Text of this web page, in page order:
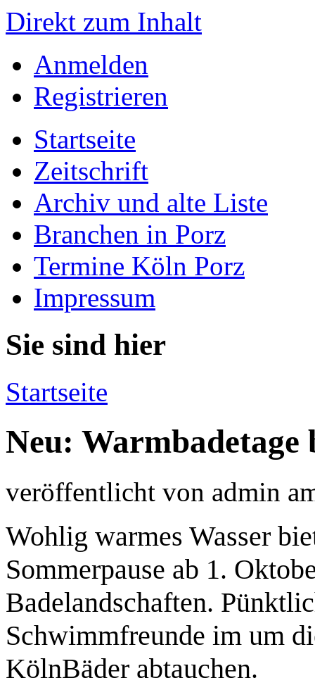
Direkt zum Inhalt
Anmelden
Registrieren
Startseite
Zeitschrift
Archiv und alte Liste
Branchen in Porz
Termine Köln Porz
Impressum
Sie sind hier
Startseite
Neu:
veröffentlicht von admin
Wohlig warmes Wasser
Sommerpause ab 1.
Badelandschaften.
Schwimmfreunde im um
KölnBäder abtauchen.